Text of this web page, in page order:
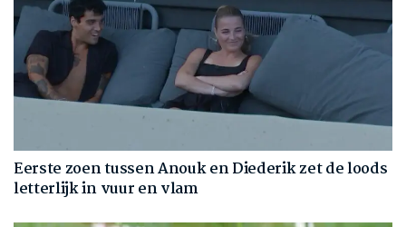
Eerste zoen tussen Anouk en Diederik zet de loods
letterlijk in vuur en vlam